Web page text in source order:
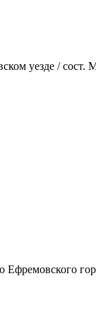
уезде /
Ефремовского